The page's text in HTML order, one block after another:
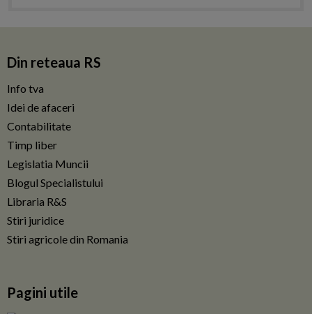
Din reteaua RS
Info tva
Idei de afaceri
Contabilitate
Timp liber
Legislatia Muncii
Blogul Specialistului
Libraria R&S
Stiri juridice
Stiri agricole din Romania
Pagini utile